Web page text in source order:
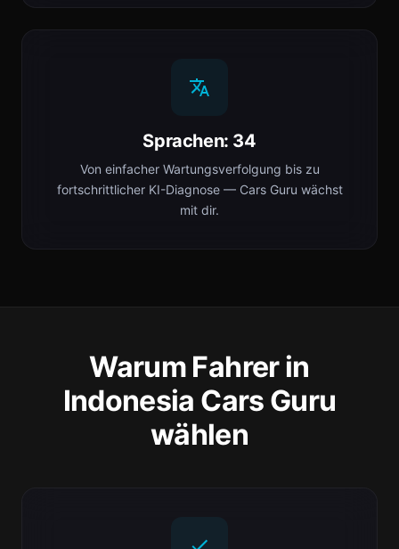
Sprachen: 34
Von einfacher Wartungsverfolgung bis zu
fortschrittlicher KI-Diagnose — Cars Guru wächst
mit dir.
Warum Fahrer in
Indonesia Cars Guru
wählen